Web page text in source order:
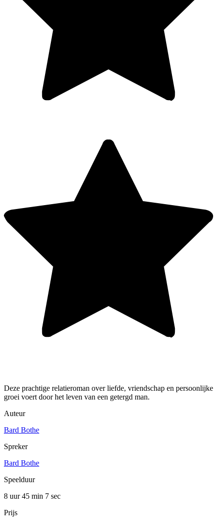
Deze prachtige relatieroman over liefde, vriendschap en persoonlijke
groei voert door het leven van een getergd man.
Auteur
Bard Bothe
Spreker
Bard Bothe
Speelduur
8 uur 45 min 7 sec
Prijs